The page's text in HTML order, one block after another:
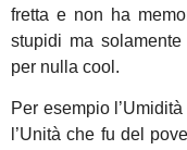
fretta e non ha
stupidi ma
per nulla cool.
Per esempio
l’Unità che fu del